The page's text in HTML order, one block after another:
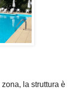
la struttura è